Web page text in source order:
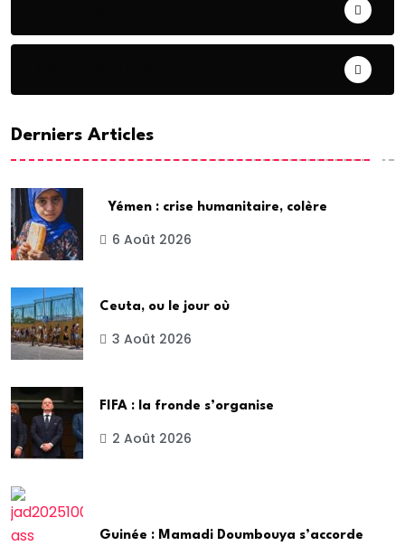
Derniers Articles
Yémen : crise humanitaire, colère
6 Août 2026
Ceuta, ou le jour où
3 Août 2026
FIFA : la fronde s’organise
2 Août 2026
Guinée : Mamadi Doumbouya s’accorde